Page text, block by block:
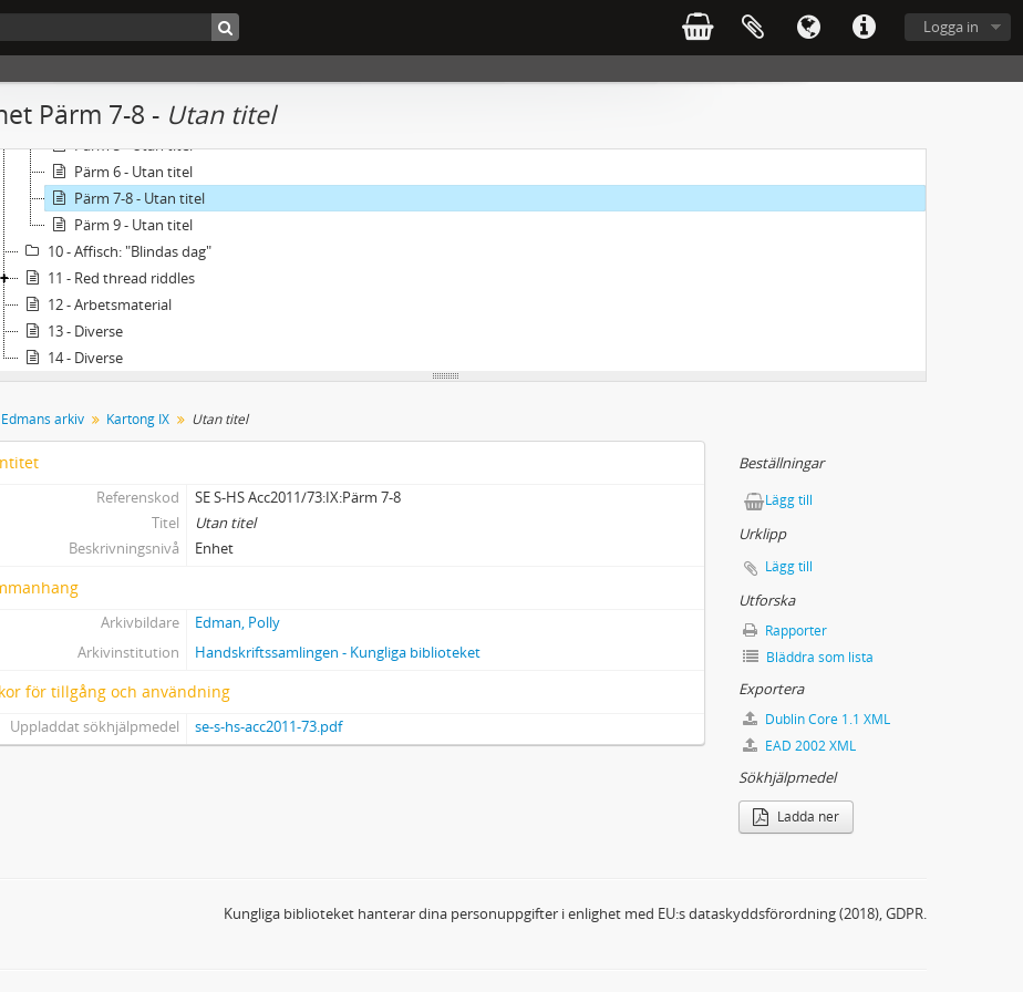
Logga in
Pärm 7-8 - Utan titel
Pärm 10 - Utan titel
D-H - Utan titel
Pärm 3-4 - Utan titel
Pärm 5 - Utan titel
Pärm 6 - Utan titel
Pärm 7-8 - Utan titel
Pärm 9 - Utan titel
10 - Affisch: "Blindas dag"
11 - Red thread riddles
12 - Arbetsmaterial
13 - Diverse
14 - Diverse
arkiv Kartong IX Utan titel
Referenskod
SE S-HS Acc2011/73:IX:Pärm 7-8
Titel
Utan titel
Beskrivningsnivå
Enhet
Arkivbildare
Edman, Polly
Arkivinstitution
Handskriftssamlingen - Kungliga biblioteket
för tillgång och användning
Uppladdat sökhjälpmedel se-s-hs-acc2011-73.pdf
Beställningar
Lägg till
Urklipp
Lägg till
Utforska
Rapporter
Bläddra som lista
Exportera
Dublin Core 1.1 XML
EAD 2002 XML
Sökhjälpmedel
Ladda ner
Kungliga biblioteket hanterar dina personuppgifter i enlighet med EU:s dataskyddsförordning (2018), GDPR.